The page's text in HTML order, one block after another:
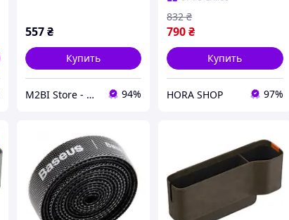
557₴
Купить
M2BI Store - мир техники и аксессуаров 94%
790₴
832 ₴
Купить
HORA SHOP 97%